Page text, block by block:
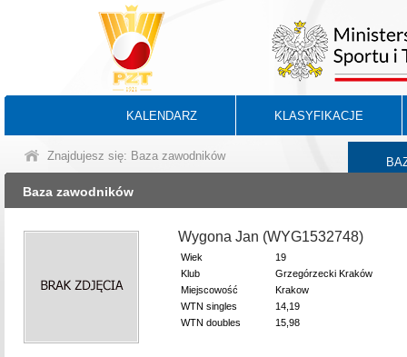
KALENDARZ KLASYFIKACJE
Znajdujesz się: Baza zawodników
Baza zawodników
Wygona Jan (WYG1532748)
Wiek
19
Klub
Grzegórzecki Kraków
Miejscowość
Krakow
WTN singles
14,19
WTN doubles
15,98